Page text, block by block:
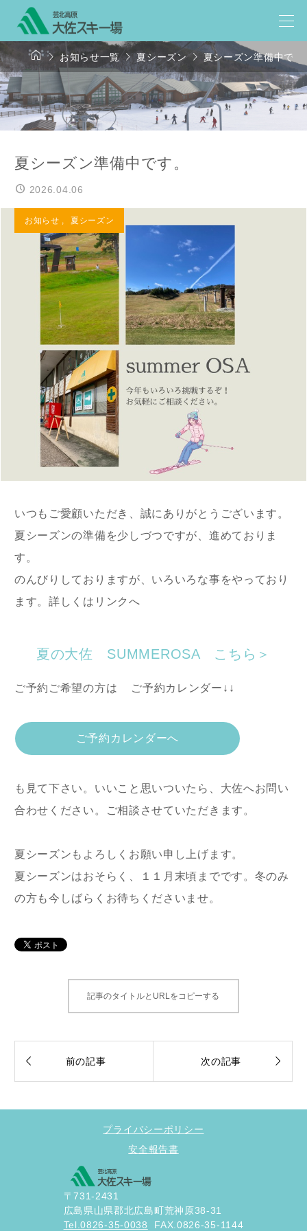
 お知らせ一覧夏シーズン 夏シーズン準備中です
夏シーズン準備中です。
2026.04.06
お知らせ , 夏シーズン
いつもご愛顧いただき、誠にありがとうございます。
夏シーズンの準備を少しづつですが、進めておりま
す。
のんびりしておりますが、いろいろな事をやっており
ます。詳しくはリンクへ
夏の大佐 SUMMEROSA こちら＞
ご予約ご希望の方は ご予約カレンダー↓↓
ご予約カレンダーへ
も見て下さい。いいこと思いついたら、大佐へお問い
合わせください。ご相談させていただきます。
夏シーズンもよろしくお願い申し上げます。
夏シーズンはおそらく、１１月末頃までです。冬のみ
の方も今しばらくお待ちくださいませ。
記事のタイトルとURLをコピーする
 前の記事 次の記事 
プライバシーポリシー
安全報告書
〒731-2431
広島県山県郡北広島町荒神原38-31
Tel.0826-35-0038
FAX.0826-35-1144